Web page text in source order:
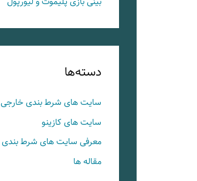
دسته‌ها
سایت های شرط بندی خارجی
سایت های کازینو
معرفی سایت های شرط بندی
مقاله ها